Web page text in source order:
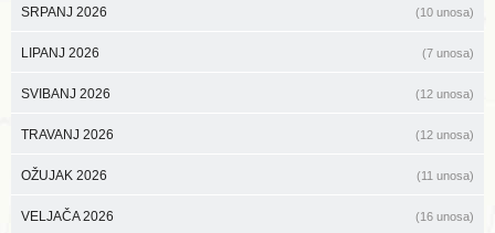
SRPANJ 2026 (10 unosa)
LIPANJ 2026 (7 unosa)
SVIBANJ 2026 (12 unosa)
TRAVANJ 2026 (12 unosa)
OŽUJAK 2026 (11 unosa)
VELJAČA 2026 (16 unosa)